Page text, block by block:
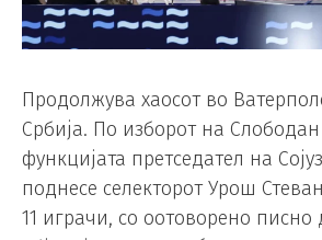
Продолжува хаосот во
Србија. По изборот на
функцијата претседател на
поднесе селекторот Урош
11 играчи, со оотоворено писно